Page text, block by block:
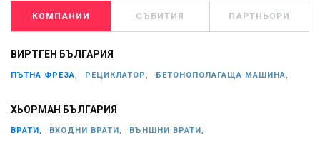
КОМПАНИИ СЪБИТИЯ ПАРТНЬОРИ
ВИРТГЕН БЪЛГАРИЯ
ПЪТНА ФРЕЗА, РЕЦИКЛАТОР, БЕТОНОПОЛАГАЩА МАШИНА,
ХЬОРМАН БЪЛГАРИЯ
ВРАТИ, ВХОДНИ ВРАТИ, ВЪНШНИ ВРАТИ,